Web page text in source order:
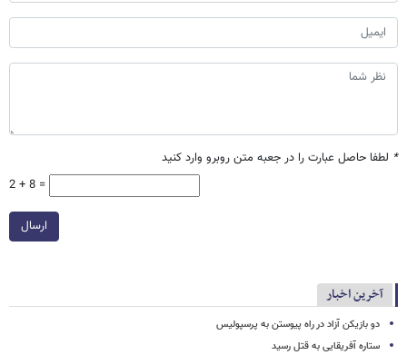
* لطفا حاصل عبارت را در جعبه متن روبرو وارد کنید
2 + 8 =
ارسال
آخرین اخبار
دو بازیکن آزاد در راه پیوستن به پرسپولیس
ستاره آفریقایی به قتل رسید